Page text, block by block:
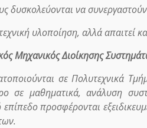
δυσκολεύονται να
υλοποίηση, αλλά απαιτεί
Μηχανικός Διοίκησης
σε Πολυτεχνικά
σε μαθηματικά, ανάλυση
επίπεδο προσφέρονται